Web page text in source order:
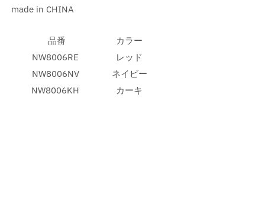
made in CHINA
品番
カラー
NW8006RE
レッド
NW8006NV
ネイビー
NW8006KH
カーキ